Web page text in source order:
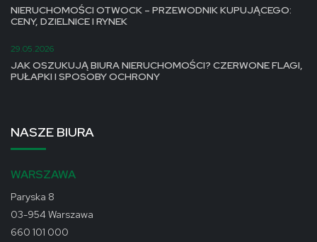
NIERUCHOMOŚCI OTWOCK – PRZEWODNIK KUPUJĄCEGO:
CENY, DZIELNICE I RYNEK
29.05.2026
JAK OSZUKUJĄ BIURA NIERUCHOMOŚCI? CZERWONE FLAGI,
PUŁAPKI I SPOSOBY OCHRONY
NASZE BIURA
WARSZAWA
Paryska 8
03-954 Warszawa
660 101 000